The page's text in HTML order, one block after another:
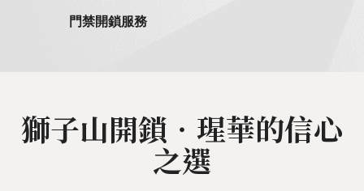
門禁開鎖服務
獅子山開鎖‧瑆華的信心
之選